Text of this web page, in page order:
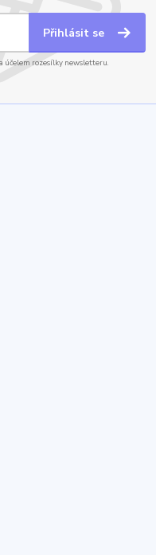
Přihlásit se
účelem rozesílky newsletteru.